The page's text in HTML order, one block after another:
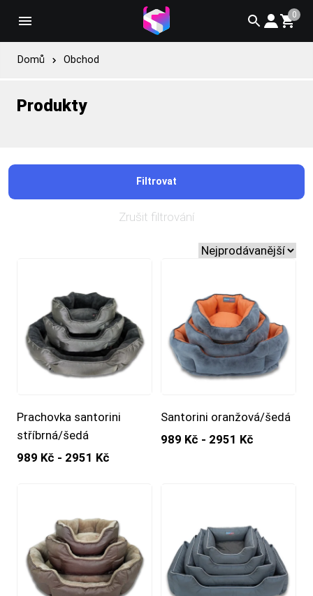
0
Domů Obchod
Produkty
Filtrovat
Zrušit filtrování
Prachovka santorini
stříbrná/šedá
989 Kč - 2951 Kč
Santorini oranžová/šedá
989 Kč - 2951 Kč